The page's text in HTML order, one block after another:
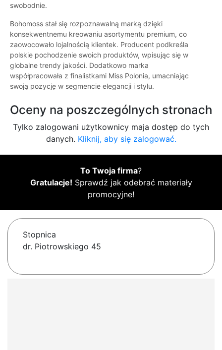
swobodnie.
Bohomoss stał się rozpoznawalną marką dzięki
konsekwentnemu kreowaniu asortymentu premium, co
zaowocowało lojalnością klientek. Producent podkreśla
polskie pochodzenie swoich produktów, wpisując się w
globalne trendy jakości. Dodatkowo marka
współpracowała z finalistkami Miss Polonia, umacniając
swoją pozycję w segmencie elegancji i stylu.
Oceny na poszczególnych stronach
Tylko zalogowani użytkownicy maja dostęp do tych
danych. Kliknij, aby się zalogować.
To Twoja firma?
Gratulacje! Sprawdź jak odebrać materiały
promocyjne!
Stopnica
dr. Piotrowskiego 45